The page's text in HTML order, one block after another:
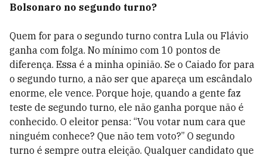
Bolsonaro no segundo turno?
Quem for para o segundo turno contra Lula ou Flávio
ganha com folga. No mínimo com 10 pontos de
diferença. Essa é a minha opinião. Se o Caiado for para
o segundo turno, a não ser que apareça um escândalo
enorme, ele vence. Porque hoje, quando a gente faz
teste de segundo turno, ele não ganha porque não é
conhecido. O eleitor pensa: “Vou votar num cara que
ninguém conhece? Que não tem voto?” O segundo
turno é sempre outra eleição. Qualquer candidato que